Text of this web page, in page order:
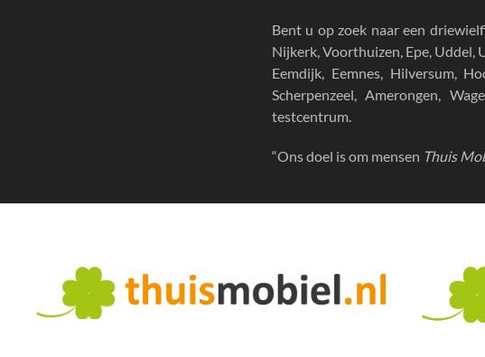
Bent u op zoek naar een
Nijkerk, Voorthuizen, Epe, Uddel,
Eemdijk, Eemnes, Hilversum,
Scherpenzeel, Amerongen,
testcentrum.
“Ons doel is om mensen Thuis